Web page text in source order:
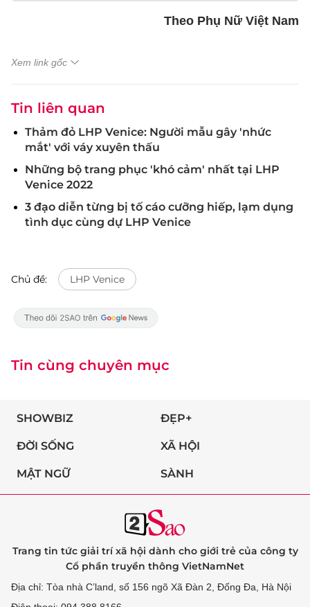
Theo Phụ Nữ Việt Nam
Xem link gốc
Tin liên quan
Thảm đỏ LHP Venice: Người mẫu gây 'nhức
mắt' với váy xuyên thấu
Những bộ trang phục 'khó cảm' nhất tại LHP
Venice 2022
3 đạo diễn từng bị tố cáo cưỡng hiếp, lạm dụng
tình dục cùng dự LHP Venice
Chủ đề: LHP Venice
Tin cùng chuyên mục
SHOWBIZ ĐẸP+
ĐỜI SỐNG XÃ HỘI
MẬT NGỮ SÀNH
Trang tin tức giải trí xã hội dành cho giới trẻ của công ty
Cổ phần truyền thông VietNamNet
Địa chỉ: Tòa nhà C’land, số 156 ngõ Xã Đàn 2, Đống Đa, Hà Nội